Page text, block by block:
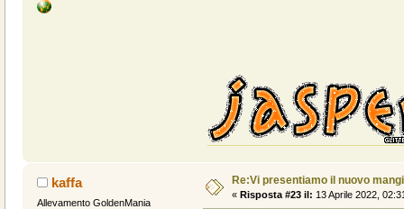
kaffa
Allevamento GoldenMania
Re:Vi presentiamo il nuovo
« Risposta #23 il: 13 Aprile 2022,